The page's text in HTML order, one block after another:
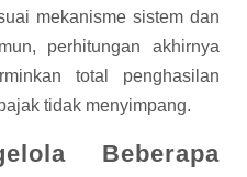
mekanisme sistem dan
perhitungan akhirnya
total penghasilan
tidak menyimpang.
Beberapa